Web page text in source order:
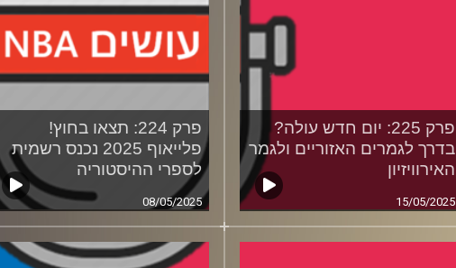
פרק 225: יום חדש עולה?
בדרך לגמרים האזוריים ולגמר
האירוויזיון
15/05/2025
פרק 224: תצאו בחוץ!
פלייאוף 2025 נכנס רשמית
לספרי ההיסטוריה
08/05/2025